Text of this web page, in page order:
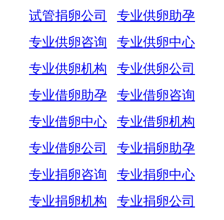
试管捐卵公司
专业供卵助孕
专业供卵咨询
专业供卵中心
专业供卵机构
专业供卵公司
专业借卵助孕
专业借卵咨询
专业借卵中心
专业借卵机构
专业借卵公司
专业捐卵助孕
专业捐卵咨询
专业捐卵中心
专业捐卵机构
专业捐卵公司